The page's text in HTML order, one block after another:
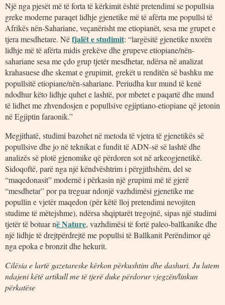
Një nga pjesët më të forta të kërkimit është pretendimi se popullsia
greke moderne paraqet lidhje gjenetike më të afërta me popullsi të
Afrikës nën-Sahariane, veçanërisht me etiopianët, sesa me grupet e
tjera mesdhetare. Nëfjalët e studimit: “largësitë gjenetike nxorën
lidhje më të afërta midis grekëve dhe grupeve etiopiane/nën-
sahariane sesa me çdo grup tjetër mesdhetar, ndërsa në analizat
krahasuese dhe skemat e grupimit, grekët u renditën së bashku me
popullsitë etiopiane/nën-sahariane. Periudha kur mund të kenë
ndodhur këto lidhje quhet e lashtë, por mbetet e paqartë dhe mund
të lidhet me zhvendosjen e popullsive egjiptiano-etiopiane që jetonin
në Egjiptin faraonik.”
Megjithatë, studimi bazohet në metoda të vjetra të gjenetikës së
popullsive dhe jo në teknikat e fundit të ADN-së së lashtë dhe
analizës së plotë gjenomike që përdoren sot në arkeogjenetikë.
Sidoqoftë, parë nga një këndvështrim i përgjithshëm, del se
“maqedonasit” modernë i përkasin një grupimi më të gjerë
“mesdhetar” por pa treguar ndonjë vazhdimësi gjenetike me
popullin e vjetër maqedon (për këtë lloj pretendimi nevojiten
studime të mëtejshme), ndërsa shqiptarët tregojnë, sipas një studimi
tjetër të botuar në Nature, vazhdimësi të fortë paleo-ballkanike dhe
një lidhje të drejtpërdrejtë me popullsi të Ballkanit Perëndimor që
nga epoka e bronzit dhe hekurit.
Cilësia e lartë gazetareske kërkon përkushtim dhe dashuri. Ju lutem
ndajeni këtë artikull me të tjerë duke përdorur vjegzën/linkun
përkatëse